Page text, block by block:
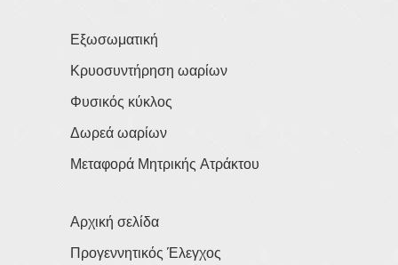
Εξωσωματική
Κρυοσυντήρηση ωαρίων
Φυσικός κύκλος
Δωρεά ωαρίων
Μεταφορά Μητρικής Ατράκτου
Αρχική σελίδα
Προγεννητικός Έλεγχος